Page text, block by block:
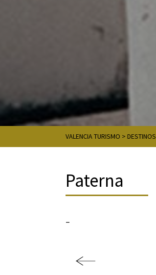
VALENCIA TURISMO >DESTINOS
Paterna
–